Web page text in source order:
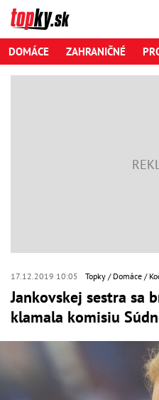
DOMÁCE ZAHRANIČNÉ
17.12.2019 10:05 Topky Domáce
Jankovskej sestra sa
klamala komisiu